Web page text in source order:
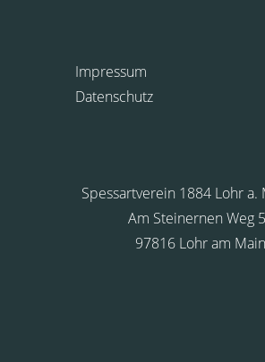
Impressum
Datenschutz
Spessartverein 1884 Lohr a.
Am Steinernen Weg
97816 Lohr am Main